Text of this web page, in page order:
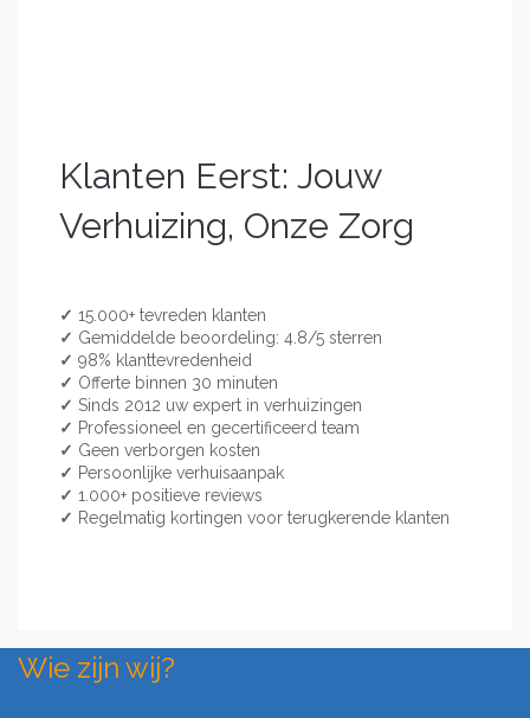
Klanten Eerst: Jouw
Verhuizing, Onze Zorg
✓ 15.000+ tevreden klanten
✓ Gemiddelde beoordeling: 4.8/5 sterren
✓ 98% klanttevredenheid
✓ Offerte binnen 30 minuten
✓ Sinds 2012 uw expert in verhuizingen
✓ Professioneel en gecertificeerd team
✓ Geen verborgen kosten
✓ Persoonlijke verhuisaanpak
✓ 1.000+ positieve reviews
✓ Regelmatig kortingen voor terugkerende klanten
Wie zijn wij?